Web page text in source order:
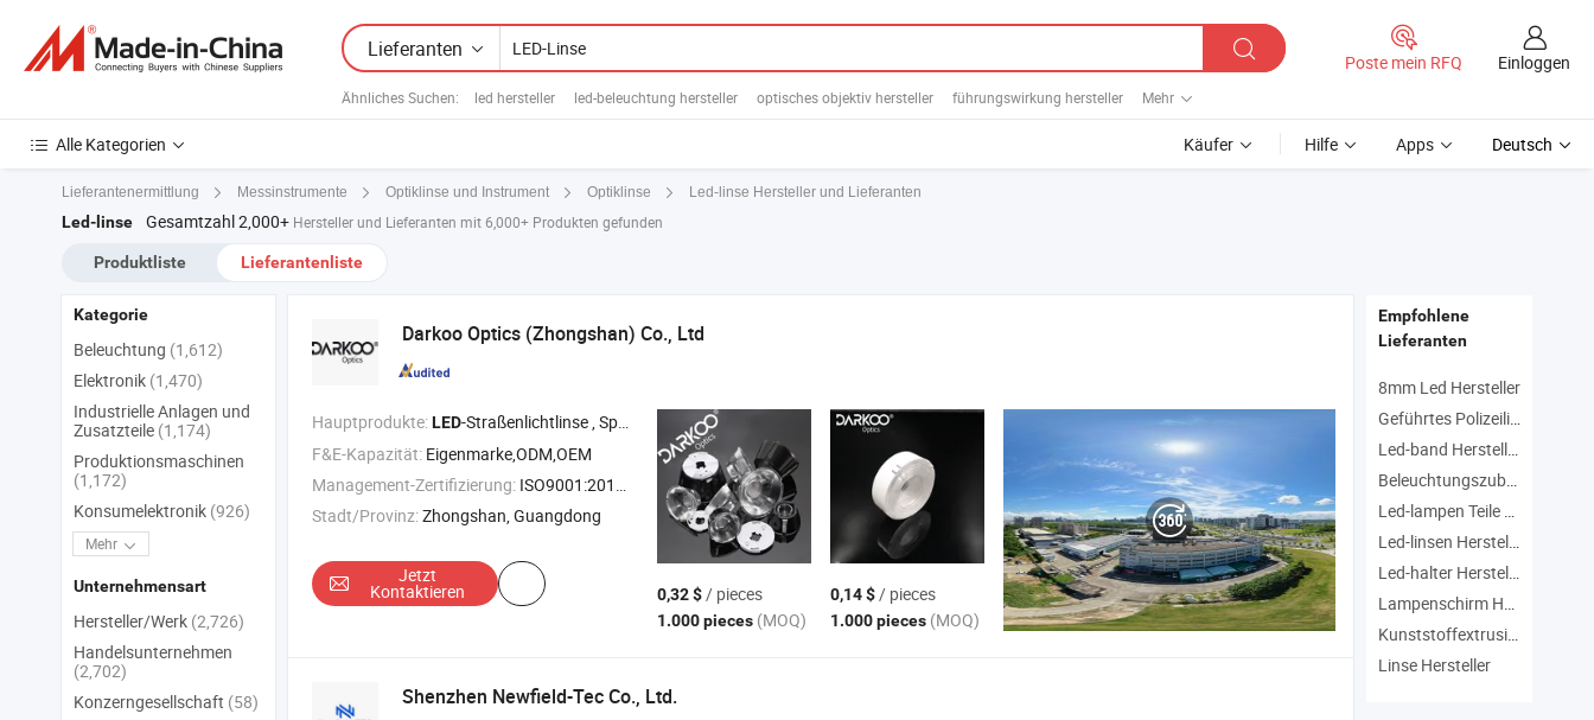
Lieferanten
Ähnliches Suchen: led hersteller led-beleuchtung hersteller optisches objektiv hersteller führungswirkung hersteller Mehr
Poste mein RFQ Einloggen
Alle Kategorien Käufer Hilfe Apps Deutsch
Lieferantenermittlung Messinstrumente Optiklinse und Instrument Optiklinse Led-linse Hersteller und Lieferanten
Led-linse Gesamtzahl 2,000+ Hersteller und Lieferanten mit 6,000+ Produkten gefunden
Produktliste Lieferantenliste
Darkoo Optics (Zhongshan) Co., Ltd
Hauptprodukte:LED-Straßenlichtlinse , Spotlichtlinse , LED
-COB-Linse , optische Linsenform , plan-konvexe Linse
F&E-Kapazität: Eigenmarke,ODM,OEM
Management-Zertifizierung: ISO9001:2015, ISO14001, ISO45001:2018, Andere
Stadt/Provinz:Zhongshan, Guangdong
Jetzt
Kontaktieren 0,32 $/ pieces
1.000 pieces (MOQ)
0,14 $/ pieces
1.000 pieces (MOQ)
Shenzhen Newfield-Tec Co., Ltd.
Kategorie
Beleuchtung (1,612)
Elektronik (1,470)
Industrielle Anlagen und
Zusatzteile (1,174)
Produktionsmaschinen
(1,172)
Konsumelektronik (926)
Mehr
Unternehmensart
Hersteller/Werk (2,726)
Handelsunternehmen
(2,702)
Konzerngesellschaft (58)
Empfohlene
Lieferanten
8mm Led Hersteller
Geführtes Polizeilicht Hersteller
Led-band Hersteller
Beleuchtungszubehör Hersteller
Led-lampen Teile Hersteller
Led-linsen Hersteller
Led-halter Hersteller
Lampenschirm Hersteller
Kunststoffextrusionsrohr Hersteller
Linse Hersteller